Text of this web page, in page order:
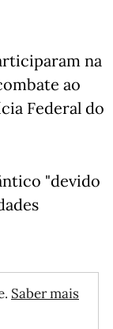
na
ao
Federal do
"devido
Saber mais